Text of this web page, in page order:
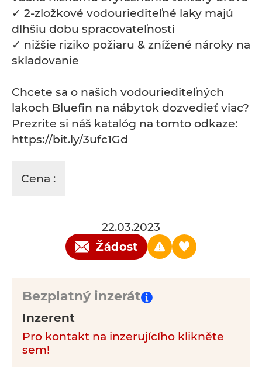
✓ 2-zložkové vodouriediteľné laky majú
dlhšiu dobu spracovateľnosti
✓ nižšie riziko požiaru & znížené nároky na
skladovanie
Chcete sa o našich vodouriediteľných
lakoch Bluefin na nábytok dozvedieť viac?
Prezrite si náš katalóg na tomto odkaze:
https://bit.ly/3ufc1Gd
Cena :
22.03.2023
Žádost
Bezplatný inzerát
Inzerent
Pro kontakt na inzerujícího klikněte
sem!